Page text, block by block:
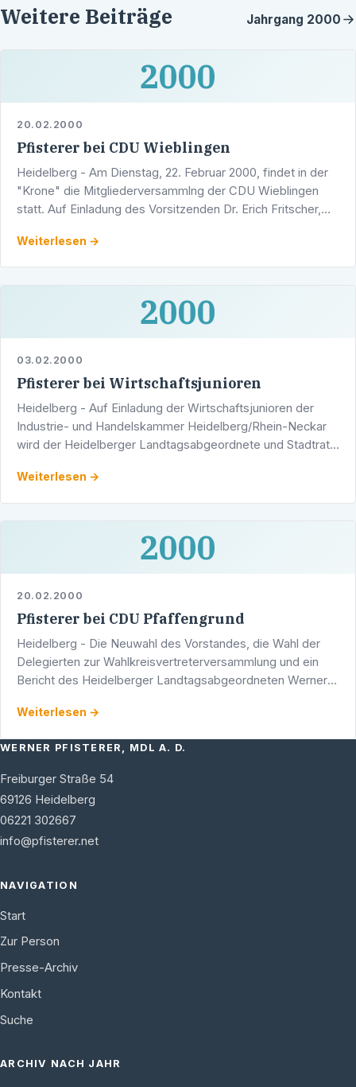
Weitere Beiträge Jahrgang 2000
2000
20.02.2000
Pfisterer bei CDU Wieblingen
Heidelberg - Am Dienstag, 22. Februar 2000, findet in der
"Krone" die Mitgliederversammlng der CDU Wieblingen
statt. Auf Einladung des Vorsitzenden Dr. Erich Fritscher,
Weiterlesen →
2000
03.02.2000
Pfisterer bei Wirtschaftsjunioren
Heidelberg - Auf Einladung der Wirtschaftsjunioren der
Industrie- und Handelskammer Heidelberg/Rhein-Neckar
wird der Heidelberger Landtagsabgeordnete und Stadtrat
Weiterlesen →
2000
20.02.2000
Pfisterer bei CDU Pfaffengrund
Heidelberg - Die Neuwahl des Vorstandes, die Wahl der
Delegierten zur Wahlkreisvertreterversammlung und ein
Bericht des Heidelberger Landtagsabgeordneten Werner
Weiterlesen →
WERNER PFISTERER, MDL A. D.
Freiburger Straße 54
69126 Heidelberg
06221 302667
info@pfisterer.net
NAVIGATION
Start
Zur Person
Presse-Archiv
Kontakt
Suche
ARCHIV NACH JAHR